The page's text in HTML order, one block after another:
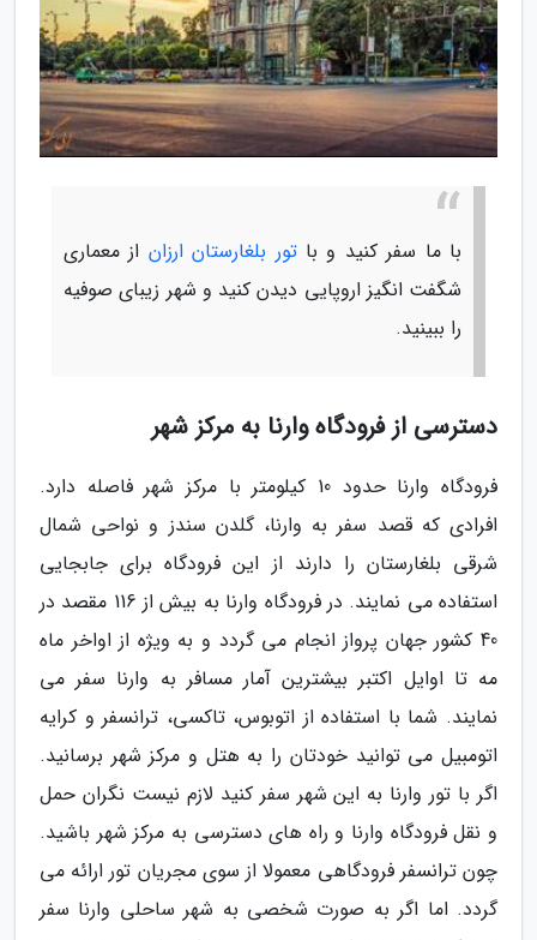
با ما سفر کنید و باتور بلغارستان ارزان از معماری
شگفت انگیز اروپایی دیدن کنید و شهر زیبای صوفیه
را ببینید.
دسترسی از فرودگاه وارنا به مرکز شهر
فرودگاه وارنا حدود 10 کیلومتر با مرکز شهر فاصله دارد.
افرادی که قصد سفر به وارنا، گلدن سندز و نواحی شمال
شرقی بلغارستان را دارند از این فرودگاه برای جابجایی
استفاده می نمایند. در فرودگاه وارنا به بیش از 116 مقصد در
40 کشور جهان پرواز انجام می گردد و به ویژه از اواخر ماه
مه تا اوایل اکتبر بیشترین آمار مسافر به وارنا سفر می
نمایند. شما با استفاده از اتوبوس، تاکسی، ترانسفر و کرایه
اتومبیل می توانید خودتان را به هتل و مرکز شهر برسانید.
اگر با تور وارنا به این شهر سفر کنید لازم نیست نگران حمل
و نقل فرودگاه وارنا و راه های دسترسی به مرکز شهر باشید.
چون ترانسفر فرودگاهی معمولا از سوی مجریان تور ارائه می
گردد. اما اگر به صورت شخصی به شهر ساحلی وارنا سفر